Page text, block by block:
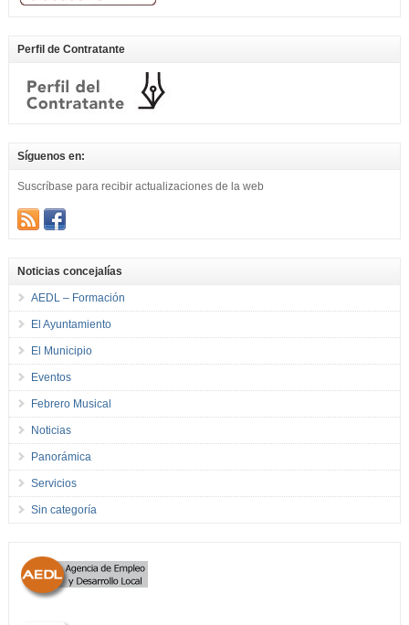
Perfil de Contratante
Síguenos en:
Suscríbase para recibir actualizaciones de la web
Noticias concejalías
AEDL – Formación
El Ayuntamiento
El Municipio
Eventos
Febrero Musical
Noticias
Panorámica
Servicios
Sin categoría